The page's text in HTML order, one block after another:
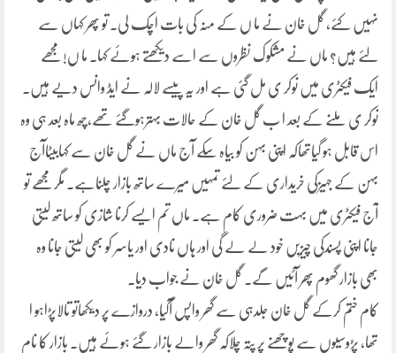
نہیں کئے، گل خان نے ما ں کے منہ کی بات اچک لی۔ تو پھر کہاں سے
لئے ہیں؟ ماں نے مشکوک نظروں سے اسے دیکھتے ہوئے کہا۔ ما ں!مجھے
ایک فیکٹری میں نوکر ی مل گئی ہے اور یہ پیسے لالہ نے ایڈ وانس دیے ہیں۔
نوکر ی ملنے کے بعد ا ب گل خان کے حالات بہترہوگئے تھے،چھ ماہ بعد ہی وہ
اس قابل ہو گیاتھاکہ اپنی بہن کو بیاہ سکے آج ماں نے گل خان سے کہابیٹاآج
بہن کے جہیزکی خریداری کے لئے تمہیں میرے ساتھ بازار چلناہے۔ مگرمجھے تو
آج فیکٹری میں بہت ضروری کام ہے۔ ماں تم ایسے کرنا شازی کو ساتھ لیتی
جانا اپنی پسندکی چیزیں خود لے لے گی اور ہاں نادی اور یاسر کو بھی لیتی جانا وہ
بھی بازار گھوم پھر آئیں گے۔ گل خان نے جواب دیا۔
کام ختم کرکے گل خان جلدہی سے گھر واپس آگیا، دروازے پر دیکھاتو تالاپڑاہو ا
تھا، پڑوسیوں سے پوچھنے پر پتہ چلاکہ گھر والے بازار گئے ہوئے ہیں۔ بازار کا نام